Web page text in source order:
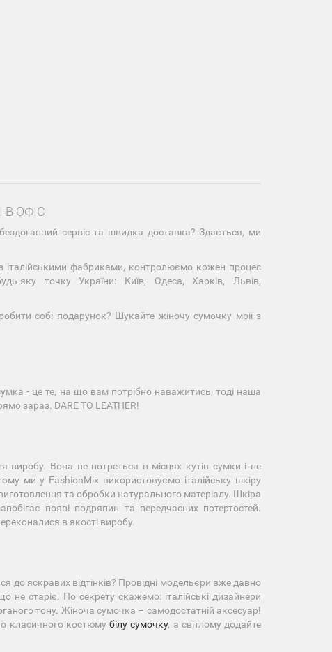
В ОФІС
сервіс та швидка доставка? Здається, ми
фабриками, контролюємо кожен процес
яку точку України: Київ, Одеса, Харків, Львів,
собі подарунок? Шукайте жіночу сумочку мрії з
- це те, на що вам потрібно наважитись, тоді наша
зараз. DARE TO LEATHER!
виробу. Вона не потреться в місцях кутів сумки і не
ми у FashionMix використовуємо італійську шкіру
та обробки натурального матеріалу. Шкіра
появі подряпин та передчасних потертостей.
в якості виробу.
до яскравих відтінків? Провідні модельєри вже давно
не старіє. По секрету скажемо: італійські дизайнери
тону. Жіноча сумочка – самодостатній аксесуар!
класичного костюмубілу сумочку, а світлому додайте